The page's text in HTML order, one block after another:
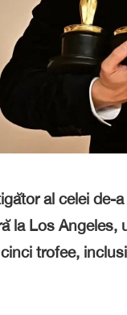
al celei
la Los Angeles,
trofee,